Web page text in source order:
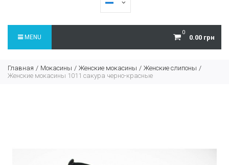
0
0.00 грн
MENU
Главная Мокасины Женские мокасины
Женские слипоны
Женские мокасины 1011 сакура черно-красные